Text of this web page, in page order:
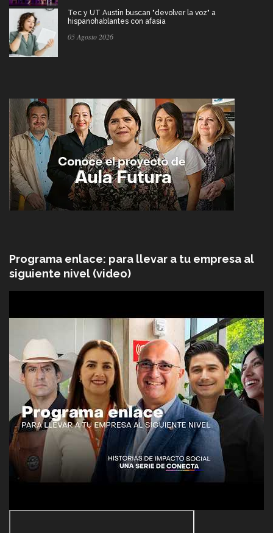
Tec y UT Austin buscan "devolver la voz" a
hispanohablantes con afasia
05 Agosto 2026
Programa enlace: para llevar a tu empresa al
siguiente nivel (video)